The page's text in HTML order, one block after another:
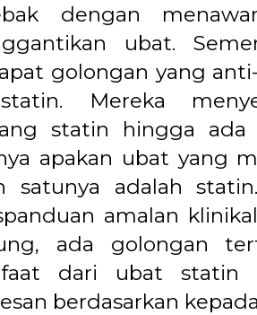
dengan
ubat.
golongan yang
statin. Mereka
statin hingga ada
apakan ubat yang
satunya adalah
amalan
ada golongan
dari ubat
berdasarkan